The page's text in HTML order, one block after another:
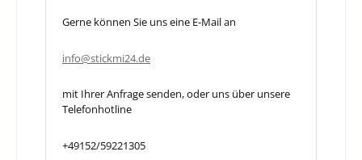
Gerne können Sie uns eine E-Mail an
info@stickmi24.de
mit Ihrer Anfrage senden, oder uns über unsere
Telefonhotline
+49152/59221305